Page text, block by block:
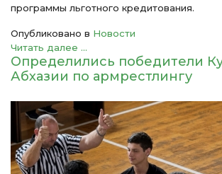
программы льготного кредитования.
Опубликовано в Новости
Читать далее ...
Определились победители
Абхазии по армрестлингу